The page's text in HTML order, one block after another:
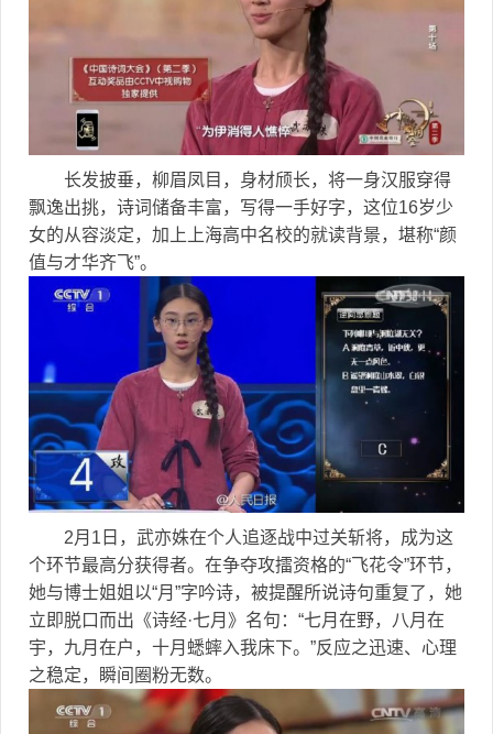
长发披垂，柳眉凤目，身材颀长，将一身汉服穿得
飘逸出挑，诗词储备丰富，写得一手好字，这位16岁少
女的从容淡定，加上上海高中名校的就读背景，堪称“颜
值与才华齐飞”。
2月1日，武亦姝在个人追逐战中过关斩将，成为这
个环节最高分获得者。在争夺攻擂资格的“飞花令”环节，
她与博士姐姐以“月”字吟诗，被提醒所说诗句重复了，她
立即脱口而出《诗经·七月》名句：“七月在野，八月在
宇，九月在户，十月蟋蟀入我床下。”反应之迅速、心理
之稳定，瞬间圈粉无数。